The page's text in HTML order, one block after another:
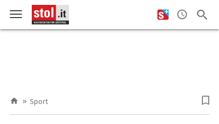
» Sport